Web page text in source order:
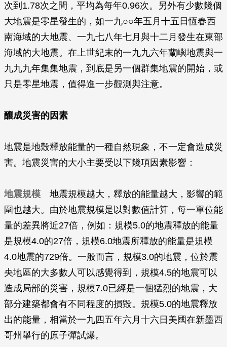
次到1.78次之間，平均為每年0.96次。另外有少數幾個
大地震是零星發生的，如一九○○年五月十五日恆春西
南海域的大地震、一九七八年七月與十二月發生在東部
海域的大地震。在上世紀末的一九九六年蘭嶼地震與一
九九九年集集地震，到底是另一個群集地震的開始，或
只是零星地震，值得進一步觀測與注意。
釀成災害的因素
地震是地殼釋放能量的一種自然現象，不一定會造成災
害。地震災害的大小主要受以下幾項因素影響：
地震規模 地震規模越大，釋放的能量越大，影響的範
圍也越大。由於地震規模是以對數值計算，每一單位能
量的差異將近27倍，例如：規模5.0的地震釋放的能量
是規模4.0的27倍，規模6.0地震所釋放的能量是規模
4.0地震的729倍。一般而言，規模3.0的地震，位於震
央地區的大多數人可以感覺得到，規模4.5的地震可以
造成局部的災害，規模7.0已經是一個猛烈的地震，大
部分建築都會有不同程度的損毀。規模5.0的地震釋放
出的能量，相當於一九四五年六月十六日美國在新墨西
哥州舉行的原子彈試爆。